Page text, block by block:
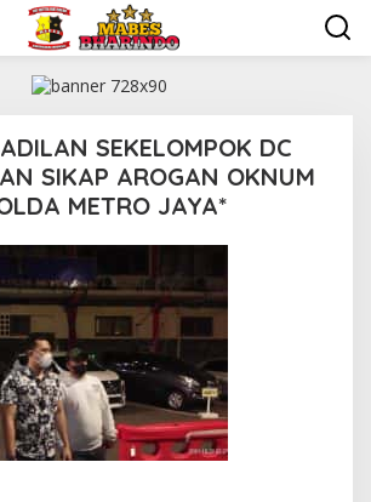
SEKELOMPOK DC
SIKAP AROGAN OKNUM
METRO JAYA*